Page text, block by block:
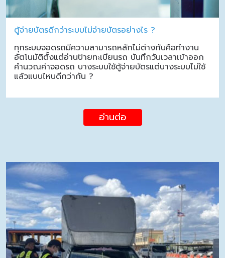
ตู้จ่ายบัตรดีกว่าระบบไม่จ่ายบัตรอย่างไร ?
ทุกระบบจอดรถมีความสามารถหลักไม่ต่างกันคือทำงาน
อัตโนมัติตั้งแต่อ่านป้ายทะเบียนรถ บันทึกวันเวลาเข้าออก
คำนวณค่าจอดรถ บางระบบใช้ตู้จ่ายบัตรแต่บางระบบไม่ใช้
แล้วแบบไหนดีกว่ากัน ?
อ่านต่อ